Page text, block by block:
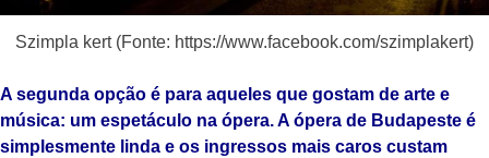
Szimpla kert (Fonte: https://www.facebook.com/szimplakert)
A segunda opção é para aqueles que gostam de arte e
música: um espetáculo na ópera. A ópera de Budapeste é
simplesmente linda e os ingressos mais caros custam